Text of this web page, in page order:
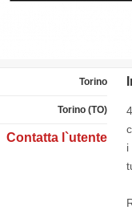
Torino
Torino (TO)
Contatta l`utente
i